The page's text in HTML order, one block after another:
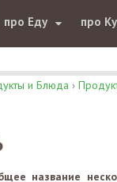
про Еду про
и Блюда ›
название